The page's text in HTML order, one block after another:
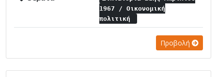
1967 / Οικονομική
πολιτική
Προβολή